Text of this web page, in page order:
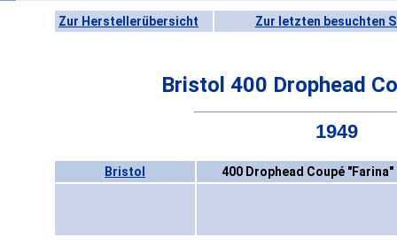
Zur Herstellerübersicht Zur letzten besuchten
Bristol 400 Drophead
1949
Bristol 400 Drophead Coupé "Farina"